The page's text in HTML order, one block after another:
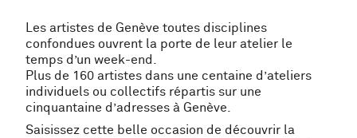
Les artistes de Genève toutes disciplines
confondues ouvrent la porte de leur atelier le
temps d’un week-end.
Plus de 160 artistes dans une centaine d’ateliers
individuels ou collectifs répartis sur une
cinquantaine d’adresses à Genève.
Saisissez cette belle occasion de découvrir la